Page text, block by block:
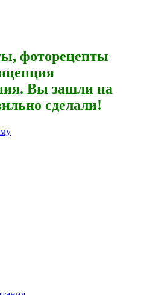
фоторецепты
Вы зашли на
сделали!